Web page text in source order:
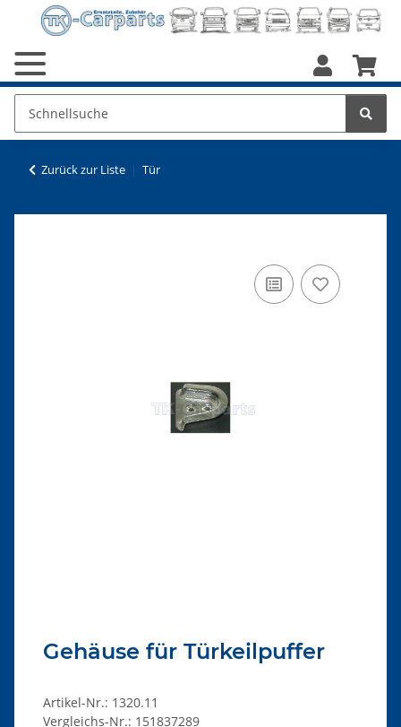
Zurück zur Liste Tür
Gehäuse für Türkeilpuffer
Artikel-Nr.: 1320.11
Vergleichs-Nr.: 151837289